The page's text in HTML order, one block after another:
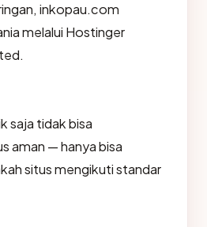
inkopau.com
melalui Hostinger
saja tidak bisa
aman — hanya bisa
situs mengikuti standar